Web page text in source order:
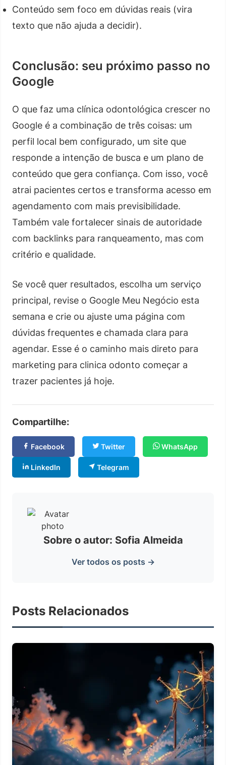
Conteúdo sem foco em dúvidas reais (vira
texto que não ajuda a decidir).
Conclusão: seu próximo passo no
Google
O que faz uma clínica odontológica crescer no
Google é a combinação de três coisas: um
perfil local bem configurado, um site que
responde a intenção de busca e um plano de
conteúdo que gera confiança. Com isso, você
atrai pacientes certos e transforma acesso em
agendamento com mais previsibilidade.
Também vale fortalecer sinais de autoridade
com backlinks para ranqueamento, mas com
critério e qualidade.
Se você quer resultados, escolha um serviço
principal, revise o Google Meu Negócio esta
semana e crie ou ajuste uma página com
dúvidas frequentes e chamada clara para
agendar. Esse é o caminho mais direto para
marketing para clinica odonto começar a
trazer pacientes já hoje.
Compartilhe:
Facebook Twitter WhatsApp
LinkedIn Telegram
Sobre o autor: Sofia Almeida
Ver todos os posts →
Posts Relacionados